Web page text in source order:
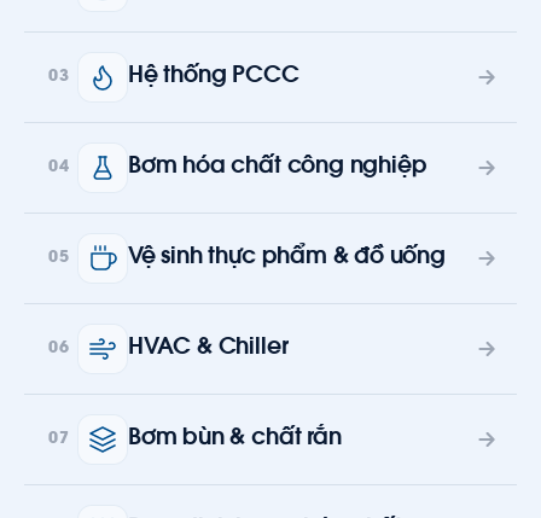
03 Hệ thống PCCC
04 Bơm hóa chất công nghiệp
05 Vệ sinh thực phẩm & đồ uống
06 HVAC & Chiller
07 Bơm bùn & chất rắn